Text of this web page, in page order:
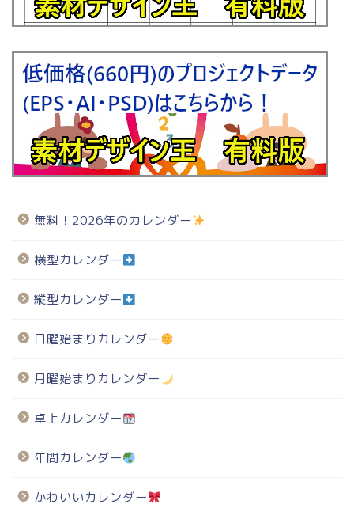
無料！2026年のカレンダー
横型カレンダー
縦型カレンダー
日曜始まりカレンダー
月曜始まりカレンダー
卓上カレンダー
年間カレンダー
かわいいカレンダー